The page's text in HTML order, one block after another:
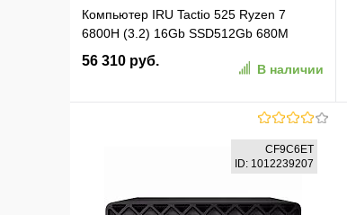
Компьютер IRU Tactio 525 Ryzen 7
6800H (3.2) 16Gb SSD512Gb 680M
Windows 11 Pro GbitEth WiFi BT 120W
черный (RUS) (2194024)
56 310 руб.
В наличии
В избранное К сравнению
CF9C6ET
ID: 1012239207